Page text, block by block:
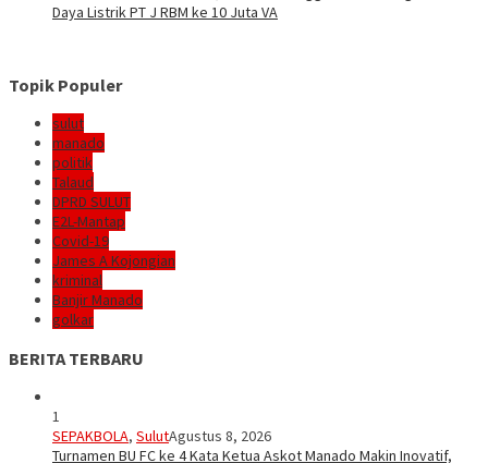
Daya Listrik PT J RBM ke 10 Juta VA
Topik Populer
sulut
manado
politik
Talaud
DPRD SULUT
E2L-Mantap
Covid-19
James A Kojongian
kriminal
Banjir Manado
golkar
BERITA TERBARU
1
SEPAKBOLA, SulutAgustus 8, 2026
Turnamen BU FC ke 4 Kata Ketua Askot Manado Makin Inovatif,